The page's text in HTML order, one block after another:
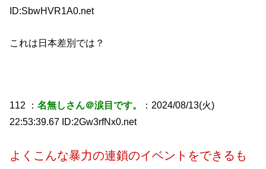
ID:SbwHVR1A0.net
これは日本差別では？
112 ：名無しさん＠涙目です。
：2024/08/13(火)
22:53:39.67 ID:2Gw3rfNx0.net
よくこんな暴力の連鎖のイベントをできるも